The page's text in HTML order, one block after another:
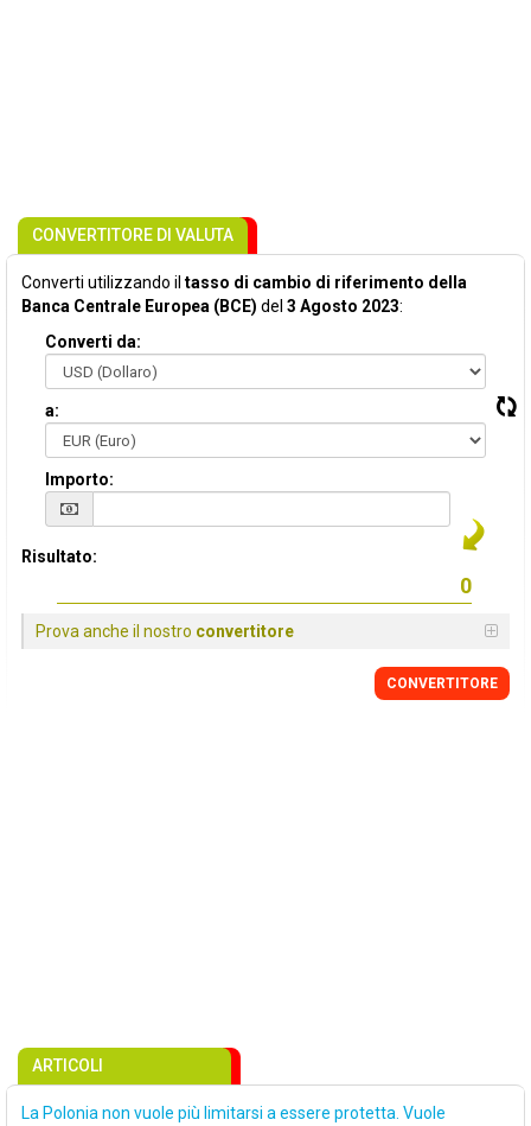
CONVERTITORE DI VALUTA
Converti utilizzando il tasso di cambio di riferimento della
Banca Centrale Europea (BCE) del 3 Agosto 2023:
Converti da:
a:
Importo:
Risultato:
Prova anche il nostro convertitore
CONVERTITORE
ARTICOLI
La Polonia non vuole più limitarsi a essere protetta. Vuole